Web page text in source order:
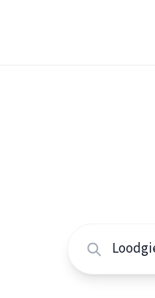
Loodgieter
Slotenmaker